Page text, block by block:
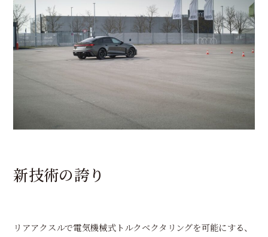
新技術の誇り
リアアクスルで電気機械式トルクベクタリングを可能にする、